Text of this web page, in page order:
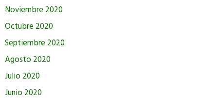
Noviembre 2020
Octubre 2020
Septiembre 2020
Agosto 2020
Julio 2020
Junio 2020